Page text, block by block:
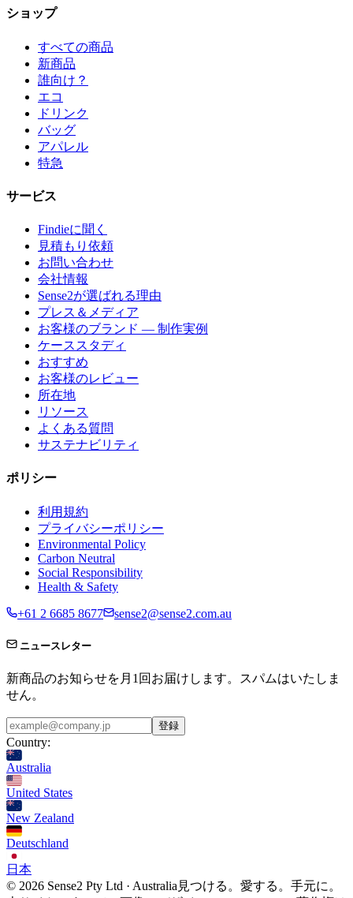
ショップ
すべての商品
新商品
誰向け？
エコ
ドリンク
バッグ
アパレル
特急
サービス
Findieに聞く
見積もり依頼
お問い合わせ
会社情報
Sense2が選ばれる理由
プレス＆メディア
お客様のブランド — 制作実例
ケーススタディ
おすすめ
お客様のレビュー
所在地
リソース
よくある質問
サステナビリティ
ポリシー
利用規約
プライバシーポリシー
Environmental Policy
Carbon Neutral
Social Responsibility
Health & Safety
+61 2 6685 8677
sense2@sense2.com.au
ニュースレター
新商品のお知らせを月1回お届けします。スパムはいたしま
せん。
登録
Country:
Australia
United States
New Zealand
Deutschland
日本
© 2026 Sense2 Pty Ltd · Australia 見つける。愛する。手元に。